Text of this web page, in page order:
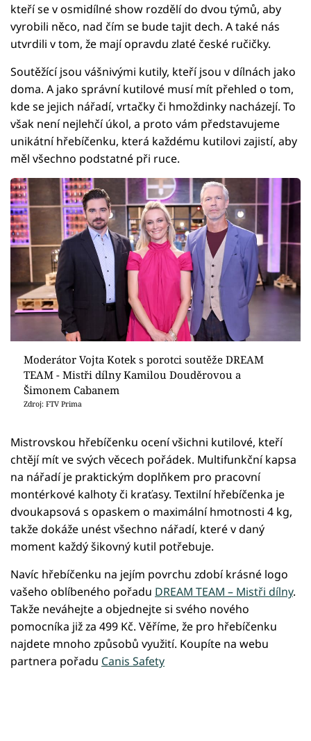
kteří se v osmidílné show rozdělí do dvou týmů, aby
vyrobili něco, nad čím se bude tajit dech. A také nás
utvrdili v tom, že mají opravdu zlaté české ručičky.
Soutěžící jsou vášnivými kutily, kteří jsou v dílnách jako
doma. A jako správní kutilové musí mít přehled o tom,
kde se jejich nářadí, vrtačky či hmoždinky nacházejí. To
však není nejlehčí úkol, a proto vám představujeme
unikátní hřebíčenku, která každému kutilovi zajistí, aby
měl všechno podstatné při ruce.
Moderátor Vojta Kotek s porotci soutěže DREAM
TEAM - Mistři dílny Kamilou Douděrovou a
Šimonem Cabanem
Zdroj: FTV Prima
Mistrovskou hřebíčenku ocení všichni kutilové, kteří
chtějí mít ve svých věcech pořádek. Multifunkční kapsa
na nářadí je praktickým doplňkem pro pracovní
montérkové kalhoty či kraťasy. Textilní hřebíčenka je
dvoukapsová s opaskem o maximální hmotnosti 4 kg,
takže dokáže unést všechno nářadí, které v daný
moment každý šikovný kutil potřebuje.
Navíc hřebíčenku na jejím povrchu zdobí krásné logo
vašeho oblíbeného pořadu DREAM TEAM – Mistři dílny.
Takže neváhejte a objednejte si svého nového
pomocníka již za 499 Kč. Věříme, že pro hřebíčenku
najdete mnoho způsobů využití. Koupíte na webu
partnera pořadu Canis Safety